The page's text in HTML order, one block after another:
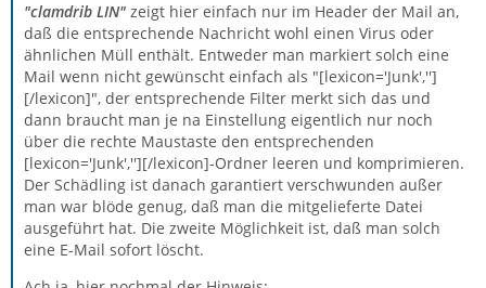
"clamdrib LIN" zeigt hier einfach nur im Header der Mail an,
daß die entsprechende Nachricht wohl einen Virus oder
ähnlichen Müll enthält. Entweder man markiert solch eine
Mail wenn nicht gewünscht einfach als "[lexicon='Junk','']
[/lexicon]", der entsprechende Filter merkt sich das und
dann braucht man je na Einstellung eigentlich nur noch
über die rechte Maustaste den entsprechenden
[lexicon='Junk',''][/lexicon]-Ordner leeren und komprimieren.
Der Schädling ist danach garantiert verschwunden außer
man war blöde genug, daß man die mitgelieferte Datei
ausgeführt hat. Die zweite Möglichkeit ist, daß man solch
eine E-Mail sofort löscht.